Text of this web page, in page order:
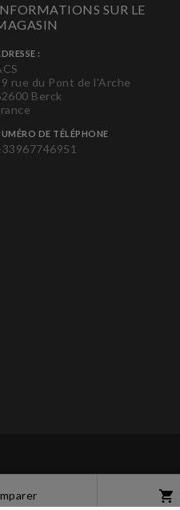
SUR LE
:
rue du Pont de l'Arche
Berck
DE TÉLÉPHONE